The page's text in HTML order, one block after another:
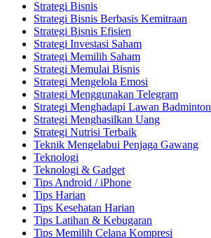
Strategi Bisnis
Strategi Bisnis Berbasis Kemitraan
Strategi Bisnis Efisien
Strategi Investasi Saham
Strategi Memilih Saham
Strategi Memulai Bisnis
Strategi Mengelola Emosi
Strategi Menggunakan Telegram
Strategi Menghadapi Lawan Badminton
Strategi Menghasilkan Uang
Strategi Nutrisi Terbaik
Teknik Mengelabui Penjaga Gawang
Teknologi
Teknologi & Gadget
Tips Android / iPhone
Tips Harian
Tips Kesehatan Harian
Tips Latihan & Kebugaran
Tips Memilih Celana Kompresi